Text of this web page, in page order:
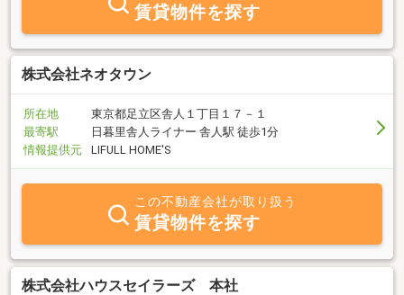
賃貸物件を探す
株式会社ネオタウン
所在地
東京都足立区舎人１丁目１７－１
最寄駅
日暮里舎人ライナー 舎人駅 徒歩1分
情報提供元
LIFULL HOME'S
この不動産会社が取り扱う
賃貸物件を探す
株式会社ハウスセイラーズ 本社